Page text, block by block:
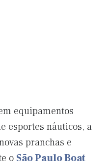
equipamentos
esportes náuticos, a
pranchas e
o São Paulo Boat